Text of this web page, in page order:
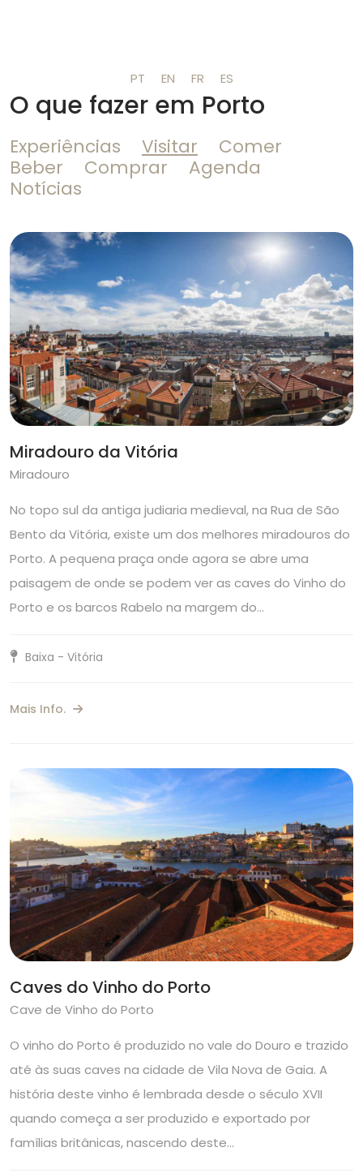
PT EN FR ES
O que fazer em Porto
Experiências Visitar
Comer
Beber
Comprar
Agenda
Notícias
Miradouro da Vitória
Miradouro
No topo sul da antiga judiaria medieval, na Rua de São
Bento da Vitória, existe um dos melhores miradouros do
Porto. A pequena praça onde agora se abre uma
paisagem de onde se podem ver as caves do Vinho do
Porto e os barcos Rabelo na margem do…
Baixa - Vitória
Mais Info.
Caves do Vinho do Porto
Cave de Vinho do Porto
O vinho do Porto é produzido no vale do Douro e trazido
até às suas caves na cidade de Vila Nova de Gaia. A
história deste vinho é lembrada desde o século XVII
quando começa a ser produzido e exportado por
famílias britânicas, nascendo deste…